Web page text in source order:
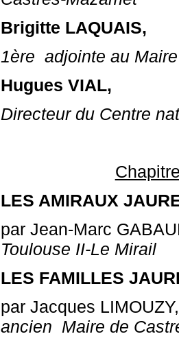
Brigitte LAQUAIS,
1ère adjointe au
Hugues VIAL,
Directeur du Centre
LES AMIRAUX
par Jean-Marc
Toulouse II-Le Mirail
LES FAMILLES
par Jacques
ancien Maire de